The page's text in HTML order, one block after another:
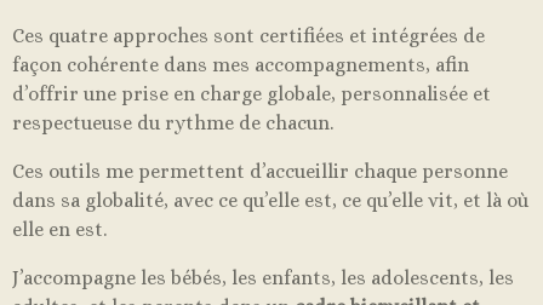
Ces quatre approches sont certifiées et intégrées de
façon cohérente dans mes accompagnements, afin
d’offrir une prise en charge globale, personnalisée et
respectueuse du rythme de chacun.
Ces outils me permettent d’accueillir chaque personne
dans sa globalité, avec ce qu’elle est, ce qu’elle vit, et là où
elle en est.
J’accompagne les bébés, les enfants, les adolescents, les